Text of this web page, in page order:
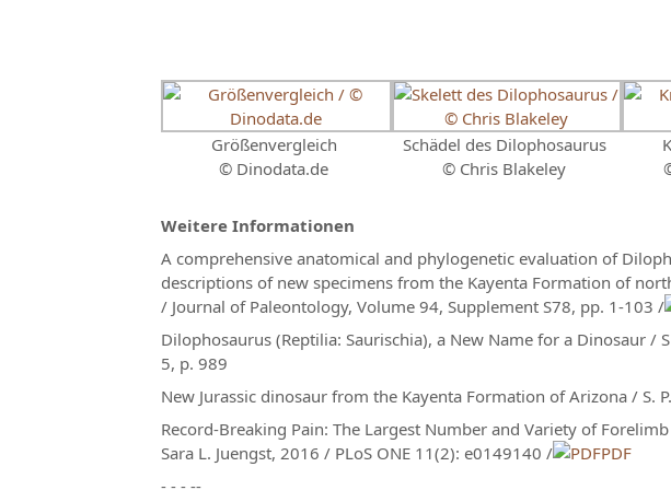
Größenvergleich
© Dinodata.de
Schädel des Dilophosaurus
© Chris Blakeley
Weitere Informationen
A comprehensive anatomical and phylogenetic evaluation of
descriptions of new specimens from the Kayenta Formation of
/ Journal of Paleontology, Volume 94, Supplement S78, pp. 1-103 /
Dilophosaurus (Reptilia: Saurischia), a New Name for a Dinosaur /
5, p. 989
New Jurassic dinosaur from the Kayenta Formation of Arizona / S.
Record-Breaking Pain: The Largest Number and Variety of
Sara L. Juengst, 2016 / PLoS ONE 11(2): e0149140 /
PDF
- - - --